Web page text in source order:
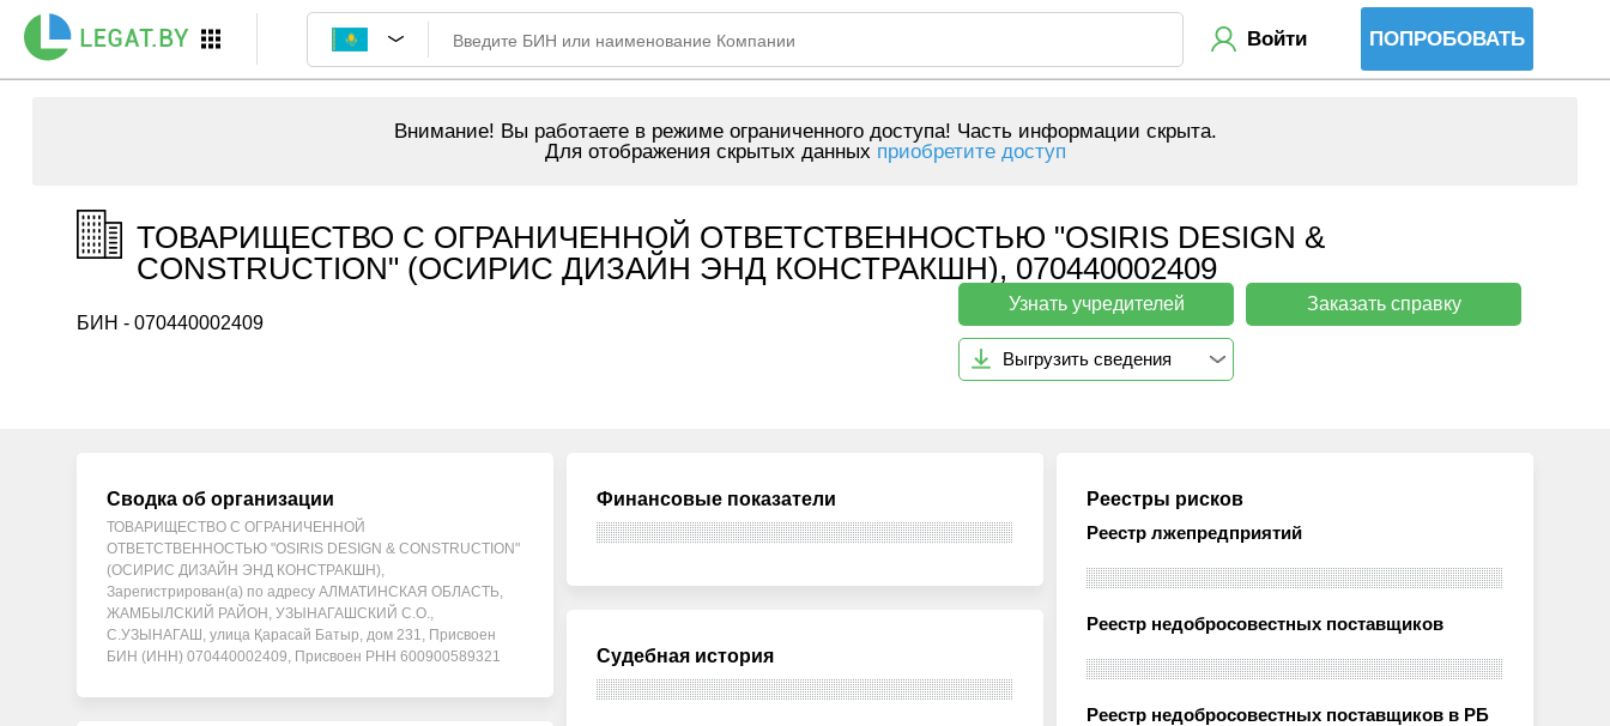
Войти ПОПРОБОВАТЬ
Внимание! Вы работаете в режиме ограниченного доступа! Часть информации скрыта.
Для отображения скрытых данных приобретите доступ
ТОВАРИЩЕСТВО С ОГРАНИЧЕННОЙ ОТВЕТСТВЕННОСТЬЮ "OSIRIS DESIGN &
CONSTRUCTION" (ОСИРИС ДИЗАЙН ЭНД КОНСТРАКШН), 070440002409
БИН - 070440002409
Узнать учредителей Заказать справку
Выгрузить сведения
Сводка об организации
ТОВАРИЩЕСТВО С ОГРАНИЧЕННОЙ
ОТВЕТСТВЕННОСТЬЮ "OSIRIS DESIGN & CONSTRUCTION"
(ОСИРИС ДИЗАЙН ЭНД КОНСТРАКШН),
Зарегистрирован(а) по адресу АЛМАТИНСКАЯ ОБЛАСТЬ,
ЖАМБЫЛСКИЙ РАЙОН, УЗЫНАГАШСКИЙ С.О.,
С.УЗЫНАГАШ, улица Қарасай Батыр, дом 231, Присвоен
БИН (ИНН) 070440002409, Присвоен РНН 600900589321
Финансовые показатели
Судебная история
Реестры рисков
Реестр лжепредприятий
Реестр недобросовестных поставщиков
Реестр недобросовестных поставщиков в РБ